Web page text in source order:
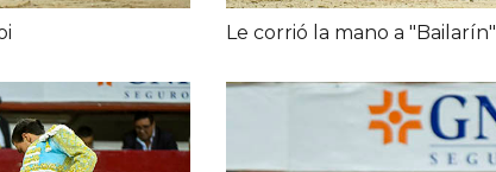
Le corrió la mano a "Bailarín"